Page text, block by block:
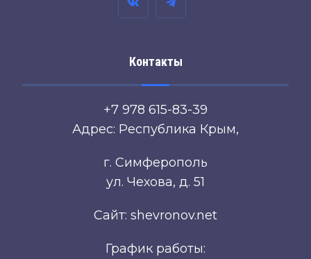
Контакты
+7 978 615-83-39
Адрес: Республика Крым,
г. Симферополь
ул. Чехова, д. 51
Сайт: shevronov.net
График работы: